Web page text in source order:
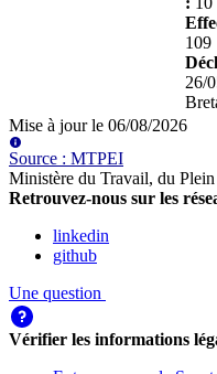
109
26/
Mise à jour le 06/08/2026
Source : MTPEI
Ministère du Travail, du
Retrouvez-nous sur les
linkedin
github
Une question
Vérifier les informations